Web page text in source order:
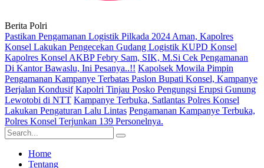
Berita Polri
Pastikan Pengamanan Logistik Pilkada 2024 Aman, Kapolres
Konsel Lakukan Pengecekan Gudang Logistik KUPD Konsel
Kapolres Konsel AKBP Febry Sam, SIK, M.Si Cek Pengamanan
Di Kantor Bawaslu, Ini Pesanya..!! Kapolsek Mowila Pimpin
Pengamanan Kampanye Terbatas Paslon Bupati Konsel, Kampanye
Berjalan Kondusif Kapolri Tinjau Posko Pengungsi Erupsi Gunung
Lewotobi di NTT Kampanye Terbuka, Satlantas Polres Konsel
Lakukan Pengaturan Lalu Lintas Pengamanan Kampanye Terbuka,
Polres Konsel Terjunkan 139 Personelnya.
Home
Tentang